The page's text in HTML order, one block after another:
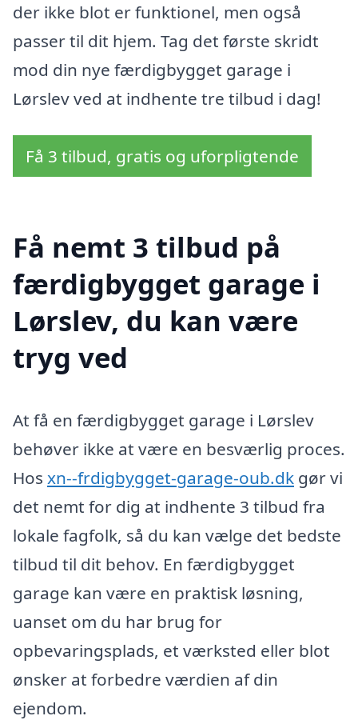
der ikke blot er funktionel, men også
passer til dit hjem. Tag det første skridt
mod din nye færdigbygget garage i
Lørslev ved at indhente tre tilbud i dag!
Få 3 tilbud, gratis og uforpligtende
Få nemt 3 tilbud på
færdigbygget garage i
Lørslev, du kan være
tryg ved
At få en færdigbygget garage i Lørslev
behøver ikke at være en besværlig proces.
Hos xn--frdigbygget-garage-oub.dk gør vi
det nemt for dig at indhente 3 tilbud fra
lokale fagfolk, så du kan vælge det bedste
tilbud til dit behov. En færdigbygget
garage kan være en praktisk løsning,
uanset om du har brug for
opbevaringsplads, et værksted eller blot
ønsker at forbedre værdien af din
ejendom.